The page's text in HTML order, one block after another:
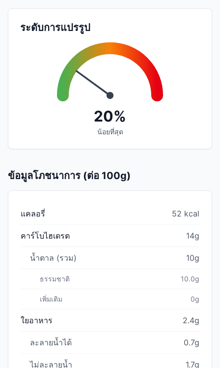
ระดับการแปรรูป
20%
น้อยที่สุด
ข้อมูลโภชนาการ (ต่อ 100g)
แคลอรี่ 52 kcal
คาร์โบไฮเดรต 14g
น้ำตาล (รวม) 10g
ธรรมชาติ 10.0g
เพิ่มเติม 0g
ใยอาหาร 2.4g
ละลายน้ำได้ 0.7g
ไม่ละลายน้ำ 1.7g